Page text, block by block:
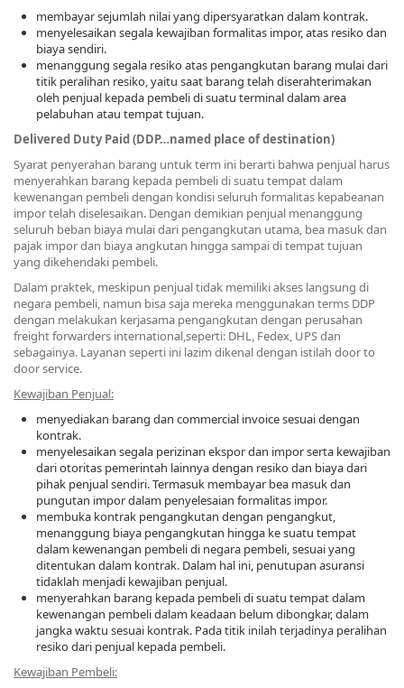
membayar sejumlah nilai yang dipersyaratkan dalam kontrak.
menyelesaikan segala kewajiban formalitas impor, atas resiko dan
biaya sendiri.
menanggung segala resiko atas pengangkutan barang mulai dari
titik peralihan resiko, yaitu saat barang telah diserahterimakan
oleh penjual kepada pembeli di suatu terminal dalam area
pelabuhan atau tempat tujuan.
Delivered Duty Paid (DDP…named place of destination)
Syarat penyerahan barang untuk term ini berarti bahwa penjual harus
menyerahkan barang kepada pembeli di suatu tempat dalam
kewenangan pembeli dengan kondisi seluruh formalitas kepabeanan
impor telah diselesaikan. Dengan demikian penjual menanggung
seluruh beban biaya mulai dari pengangkutan utama, bea masuk dan
pajak impor dan biaya angkutan hingga sampai di tempat tujuan
yang dikehendaki pembeli.
Dalam praktek, meskipun penjual tidak memiliki akses langsung di
negara pembeli, namun bisa saja mereka menggunakan terms DDP
dengan melakukan kerjasama pengangkutan dengan perusahan
freight forwarders international,seperti: DHL, Fedex, UPS dan
sebagainya. Layanan seperti ini lazim dikenal dengan istilah door to
door service.
Kewajiban Penjual:
menyediakan barang dan commercial invoice sesuai dengan
kontrak.
menyelesaikan segala perizinan ekspor dan impor serta kewajiban
dari otoritas pemerintah lainnya dengan resiko dan biaya dari
pihak penjual sendiri. Termasuk membayar bea masuk dan
pungutan impor dalam penyelesaian formalitas impor.
membuka kontrak pengangkutan dengan pengangkut,
menanggung biaya pengangkutan hingga ke suatu tempat
dalam kewenangan pembeli di negara pembeli, sesuai yang
ditentukan dalam kontrak. Dalam hal ini, penutupan asuransi
tidaklah menjadi kewajiban penjual.
menyerahkan barang kepada pembeli di suatu tempat dalam
kewenangan pembeli dalam keadaan belum dibongkar, dalam
jangka waktu sesuai kontrak. Pada titik inilah terjadinya peralihan
resiko dari penjual kepada pembeli.
Kewajiban Pembeli: